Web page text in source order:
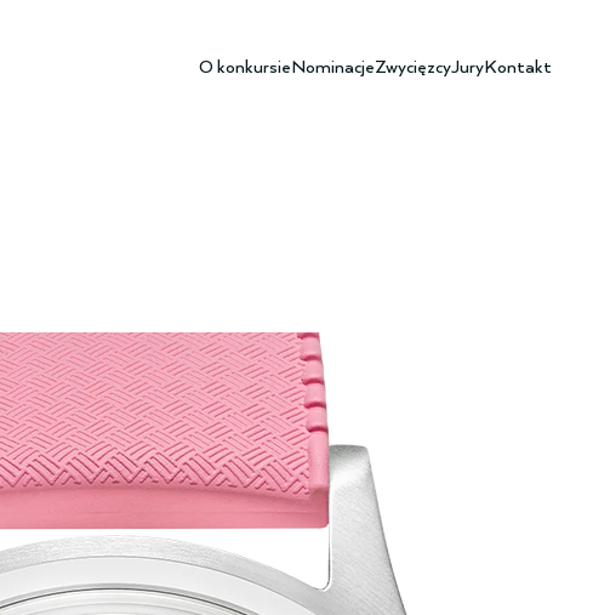
O konkursieNominacjeZwycięzcyJuryKontakt